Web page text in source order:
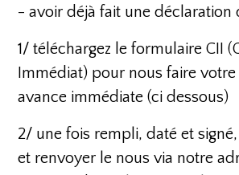
- avoir déjà fait une déclaration
1/ téléchargez le formulaire CII
Immédiat) pour nous faire
avance immédiate (ci dessous)
2/ une fois rempli, daté et
et renvoyer le nous via notre